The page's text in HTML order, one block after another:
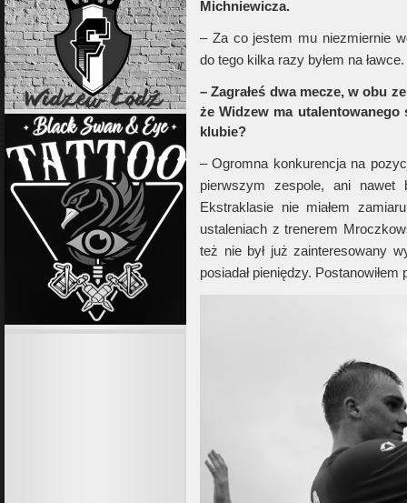
Michniewicza.
– Za co jestem mu niezmiernie
do tego kilka razy byłem na
– Zagrałeś dwa mecze, w obu
że Widzew ma utalentowanego
klubie?
– Ogromna konkurencja na
pierwszym zespole, ani nawet
Ekstraklasie nie miałem
ustaleniach z trenerem
też nie był już zainteresowany
posiadał pieniędzy.